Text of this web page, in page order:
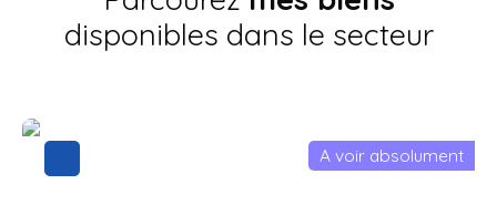
disponibles dans le secteur
A voir absolument